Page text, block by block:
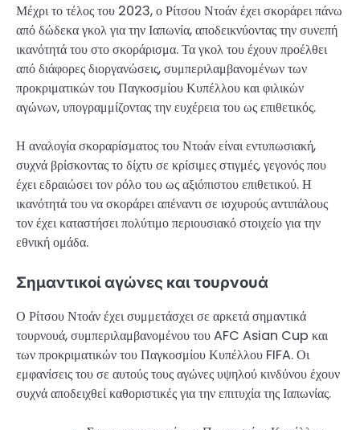
Μέχρι το τέλος του 2023, ο Ρίτσου Ντοάν έχει σκοράρει πάνω
από δώδεκα γκολ για την Ιαπωνία, αποδεικνύοντας την συνεπή
ικανότητά του στο σκοράρισμα. Τα γκολ του έχουν προέλθει
από διάφορες διοργανώσεις, συμπεριλαμβανομένων των
προκριματικών του Παγκοσμίου Κυπέλλου και φιλικών
αγώνων, υπογραμμίζοντας την ευχέρεια του ως επιθετικός.
Η αναλογία σκοραρίσματος του Ντοάν είναι εντυπωσιακή,
συχνά βρίσκοντας το δίχτυ σε κρίσιμες στιγμές, γεγονός που
έχει εδραιώσει τον ρόλο του ως αξιόπιστου επιθετικού. Η
ικανότητά του να σκοράρει απέναντι σε ισχυρούς αντιπάλους
τον έχει καταστήσει πολύτιμο περιουσιακό στοιχείο για την
εθνική ομάδα.
Σημαντικοί αγώνες και τουρνουά
Ο Ρίτσου Ντοάν έχει συμμετάσχει σε αρκετά σημαντικά
τουρνουά, συμπεριλαμβανομένου του AFC Asian Cup και
των προκριματικών του Παγκοσμίου Κυπέλλου FIFA. Οι
εμφανίσεις του σε αυτούς τους αγώνες υψηλού κινδύνου έχουν
συχνά αποδειχθεί καθοριστικές για την επιτυχία της Ιαπωνίας.